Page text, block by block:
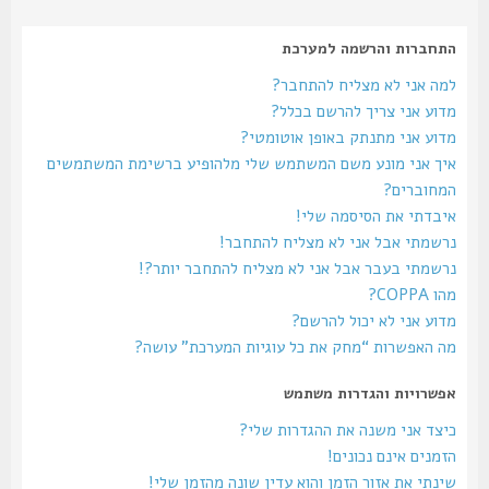
התחברות והרשמה למערכת
למה אני לא מצליח להתחבר?
מדוע אני צריך להרשם בכלל?
מדוע אני מתנתק באופן אוטומטי?
איך אני מונע משם המשתמש שלי מלהופיע ברשימת המשתמשים
המחוברים?
איבדתי את הסיסמה שלי!
נרשמתי אבל אני לא מצליח להתחבר!
נרשמתי בעבר אבל אני לא מצליח להתחבר יותר?!
מדוע אני לא יכול להרשם?
מה האפשרות “מחק את כל עוגיות המערכת” עושה?
אפשרויות והגדרות משתמש
כיצד אני משנה את ההגדרות שלי?
הזמנים אינם נכונים!
שינתי את אזור הזמן והוא עדין שונה מהזמן שלי!